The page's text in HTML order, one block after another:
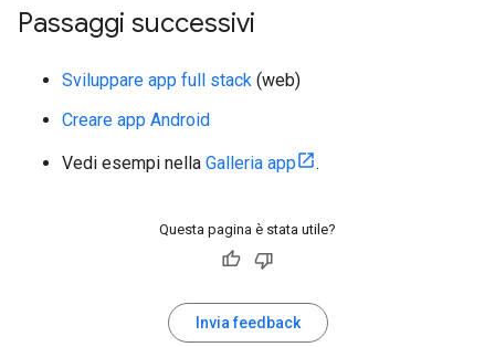
Passaggi successivi
Sviluppare app full stack (web)
Creare app Android
Vedi esempi nella Galleria app .
Questa pagina è stata utile?
Invia feedback